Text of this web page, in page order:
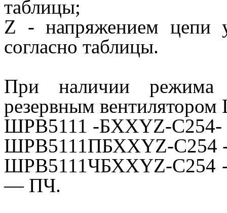
таблицы;
Z - напряжением цепи
согласно таблицы.
При наличии режима
резервным вентилятором
ШРВ5111 -БХХYZ-C254-
ШРВ5111ПБХХYZ-C254
ШРВ5111ЧБХХYZ-C254
— ПЧ.